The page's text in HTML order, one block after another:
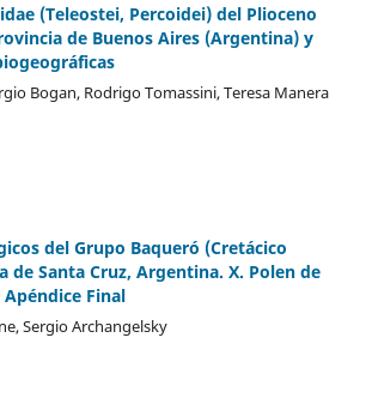
(Teleostei, Percoidei) del Plioceno
de Buenos Aires (Argentina) y
Bogan, Rodrigo Tomassini, Teresa Manera
del Grupo Baqueró (Cretácico
Santa Cruz, Argentina. X. Polen de
Final
Sergio Archangelsky